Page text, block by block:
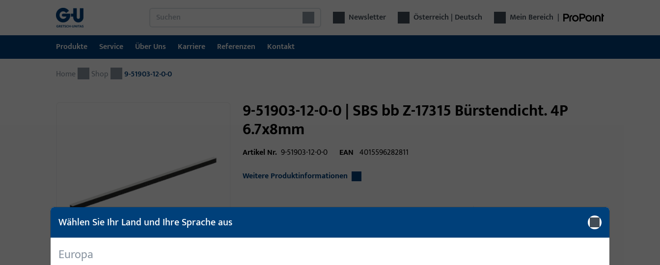
Newsletter Österreich | Deutsch Mein Bereich |
Produkte
Produkte
Service
Service
Über Uns
Über Uns
Karriere
Karriere
Referenzen
Referenzen
Kontakt
Kontakt
Home Shop 9-51903-12-0-0
9-51903-12-0-0 | SBS bb Z-17315 Bürstendicht. 4P
6.7x8mm
Artikel Nr. 9-51903-12-0-0 EAN 4015596282811
Weitere Produktinformationen
Einsatzbereich (spezifiziert)
Dreh, Drehkipp, Kippdreh
Bitte melden Sie sich mit Ihren
Wählen Sie Ihr Land und Ihre Sprache aus
Europa